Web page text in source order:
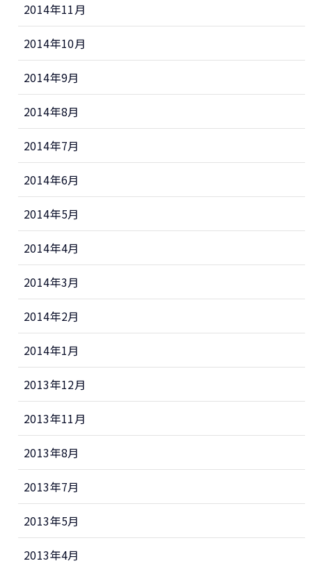
2014年11月
2014年10月
2014年9月
2014年8月
2014年7月
2014年6月
2014年5月
2014年4月
2014年3月
2014年2月
2014年1月
2013年12月
2013年11月
2013年8月
2013年7月
2013年5月
2013年4月